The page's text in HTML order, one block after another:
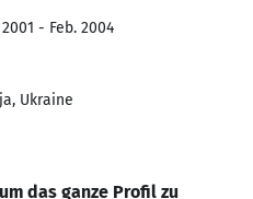
- Feb. 2004
Ukraine
das ganze Profil zu